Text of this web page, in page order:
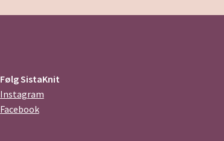
Følg SistaKnit
Instagram
Facebook